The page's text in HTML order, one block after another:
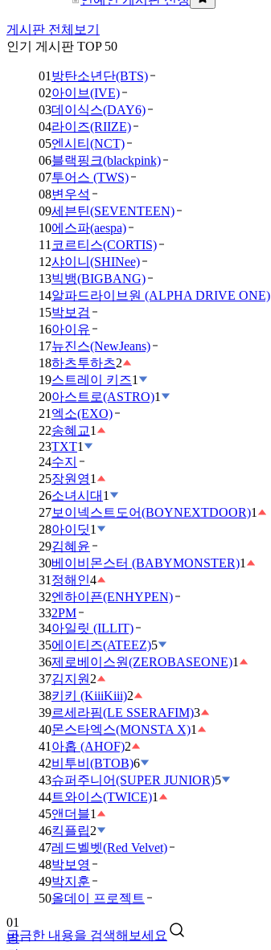
게시판 전체보기
인기 게시판 TOP 50
01 방탄소년단(BTS)
02아이브(IVE)
03데이식스(DAY6)
04라이즈(RIIZE)
05엔시티(NCT)
06블랙핑크(blackpink)
07투어스 (TWS)
08변우석
09세븐틴(SEVENTEEN)
10에스파(aespa)
11 코르티스(CORTIS)
12샤이니(SHINee)
13빅뱅(BIGBANG)
14알파드라이브원 (ALPHA DRIVE ONE)
15박보검
16아이유
17뉴진스(NewJeans)
18하츠투하츠2
19스트레이 키즈1
20아스트로(ASTRO)1
21 엑소(EXO)
22송혜교1
23TXT1
24수지
25장원영1
26소녀시대 1
27보이넥스트도어(BOYNEXTDOOR)1
28아이딧1
29김혜윤
30베이비몬스터 (BABYMONSTER)1
31 정해인4
32엔하이픈(ENHYPEN)
332PM
34아일릿 (ILLIT)
35에이티즈(ATEEZ)5
36제로베이스원(ZEROBASEONE)1
37김지원 2
38키키 (KiiiKiii)2
39르세라핌(LE SSERAFIM)3
40몬스타엑스(MONSTA X)1
41 아홉 (AHOF)2
42비투비(BTOB)6
43슈퍼주니어(SUPER JUNIOR)5
44트와이스(TWICE)1
45앤더블1
46킥플립2
47레드벨벳(Red Velvet)
48박보영
49박지훈
50올데이 프로젝트
궁금한 내용을 검색해보세요
탄
소